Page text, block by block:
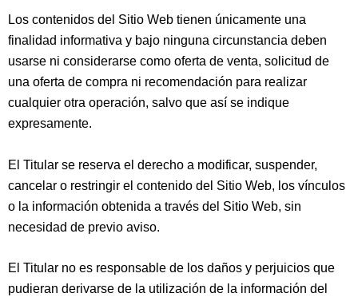
Los contenidos del Sitio Web tienen únicamente una
finalidad informativa y bajo ninguna circunstancia deben
usarse ni considerarse como oferta de venta, solicitud de
una oferta de compra ni recomendación para realizar
cualquier otra operación, salvo que así se indique
expresamente.
El Titular se reserva el derecho a modificar, suspender,
cancelar o restringir el contenido del Sitio Web, los vínculos
o la información obtenida a través del Sitio Web, sin
necesidad de previo aviso.
El Titular no es responsable de los daños y perjuicios que
pudieran derivarse de la utilización de la información del